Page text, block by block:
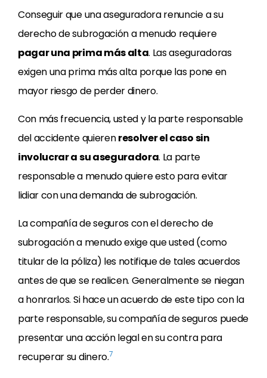
Conseguir que una aseguradora renuncie a su
derecho de subrogación a menudo requiere
pagar una prima más alta. Las aseguradoras
exigen una prima más alta porque las pone en
mayor riesgo de perder dinero.
Con más frecuencia, usted y la parte responsable
del accidente quierenresolver el caso sin
involucrar a su aseguradora. La parte
responsable a menudo quiere esto para evitar
lidiar con una demanda de subrogación.
La compañía de seguros con el derecho de
subrogación a menudo exige que usted (como
titular de la póliza) les notifique de tales acuerdos
antes de que se realicen. Generalmente se niegan
a honrarlos. Si hace un acuerdo de este tipo con la
parte responsable, su compañía de seguros puede
presentar una acción legal en su contra para
recuperar su dinero.7